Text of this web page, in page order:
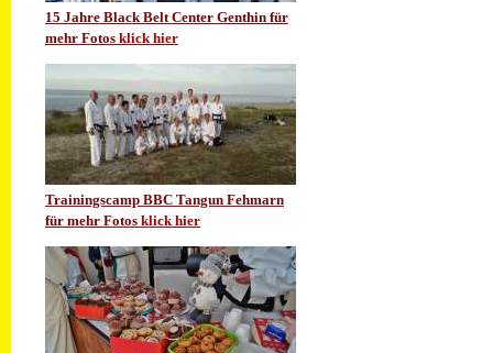
15 Jahre Black Belt Center Genthin für
mehr Fotos klick hier
Trainingscamp BBC Tangun Fehmarn
für mehr Fotos klick hier